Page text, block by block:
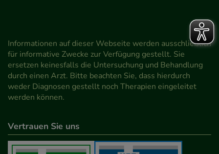
Informationen auf dieser Webseite werden ausschließlich
für informative Zwecke zur Verfügung gestellt. Sie
ersetzen keinesfalls die Untersuchung und Behandlung
durch einen Arzt. Bitte beachten Sie, dass hierdurch
weder Diagnosen gestellt noch Therapien eingeleitet
werden können.
Vertrauen Sie uns